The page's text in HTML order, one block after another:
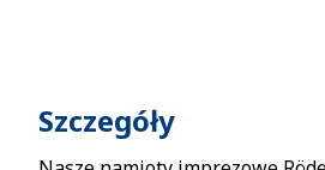
Szczegóły